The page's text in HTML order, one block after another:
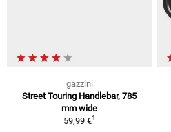
gazzini
Street Touring Handlebar, 785
mm wide
59,99 €1